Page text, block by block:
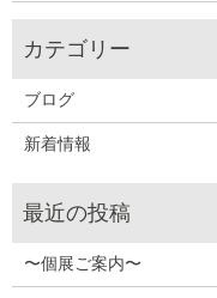
ブログ
新着情報
〜個展ご案内〜